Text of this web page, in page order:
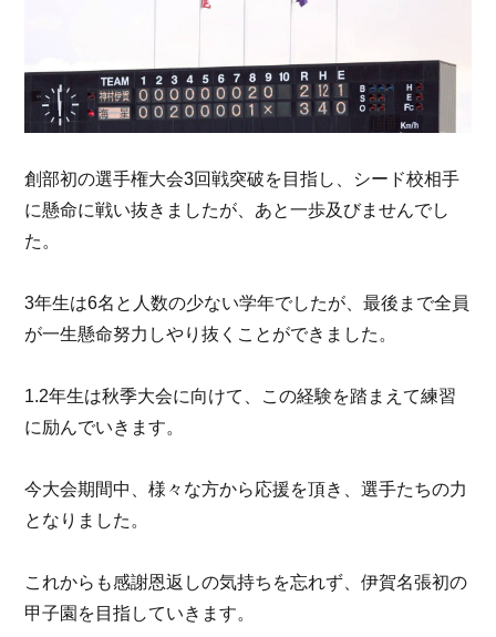
創部初の選手権大会3回戦突破を目指し、シード校相手
に懸命に戦い抜きましたが、あと一歩及びませんでし
た。
3年生は6名と人数の少ない学年でしたが、最後まで全員
が一生懸命努力しやり抜くことができました。
1.2年生は秋季大会に向けて、この経験を踏まえて練習
に励んでいきます。
今大会期間中、様々な方から応援を頂き、選手たちの力
となりました。
これからも感謝恩返しの気持ちを忘れず、伊賀名張初の
甲子園を目指していきます。